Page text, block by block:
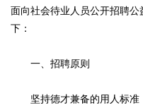
面向社会待业人员公开招聘
下：
一、招聘原则
坚持德才兼备的用人标准